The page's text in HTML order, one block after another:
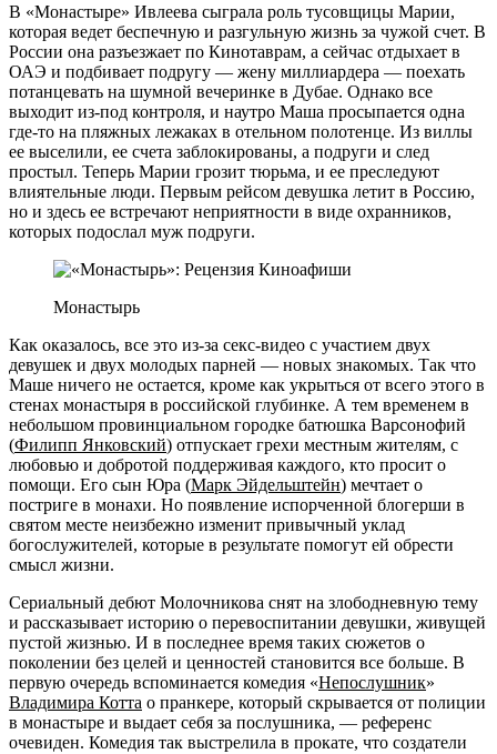
В «Монастыре» Ивлеева сыграла роль тусовщицы Марии,
которая ведет беспечную и разгульную жизнь за чужой счет. В
России она разъезжает по Кинотаврам, а сейчас отдыхает в
ОАЭ и подбивает подругу — жену миллиардера — поехать
потанцевать на шумной вечеринке в Дубае. Однако все
выходит из-под контроля, и наутро Маша просыпается одна
где-то на пляжных лежаках в отельном полотенце. Из виллы
ее выселили, ее счета заблокированы, а подруги и след
простыл. Теперь Марии грозит тюрьма, и ее преследуют
влиятельные люди. Первым рейсом девушка летит в Россию,
но и здесь ее встречают неприятности в виде охранников,
которых подослал муж подруги.
Монастырь
Как оказалось, все это из-за секс-видео с участием двух
девушек и двух молодых парней — новых знакомых. Так что
Маше ничего не остается, кроме как укрыться от всего этого в
стенах монастыря в российской глубинке. А тем временем в
небольшом провинциальном городке батюшка Варсонофий
(Филипп Янковский) отпускает грехи местным жителям, с
любовью и добротой поддерживая каждого, кто просит о
помощи. Его сын Юра (Марк Эйдельштейн) мечтает о
постриге в монахи. Но появление испорченной блогерши в
святом месте неизбежно изменит привычный уклад
богослужителей, которые в результате помогут ей обрести
смысл жизни.
Сериальный дебют Молочникова снят на злободневную тему
и рассказывает историю о перевоспитании девушки, живущей
пустой жизнью. И в последнее время таких сюжетов о
поколении без целей и ценностей становится все больше. В
первую очередь вспоминается комедия «Непослушник»
Владимира Котта о пранкере, который скрывается от полиции
в монастыре и выдает себя за послушника, — референс
очевиден. Комедия так выстрелила в прокате, что создатели